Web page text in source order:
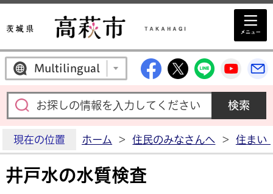
Multilingual 高萩市公式
高萩市公式X
高萩市
高
現在の位置 ホーム > 住民のみなさんへ > 住まい
井戸水の水質検査